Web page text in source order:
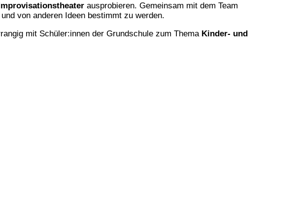
ausprobieren. Gemeinsam mit dem Team
von anderen Ideen bestimmt zu werden.
mit Schüler:innen der Grundschule zum Thema Kinder- und